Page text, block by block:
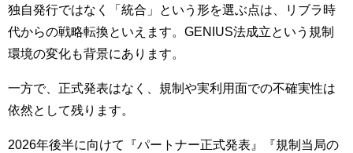
独自発行ではなく「統合」という形を選ぶ点は、リブラ時
代からの戦略転換といえます。GENIUS法成立という規制
環境の変化も背景にあります。
一方で、正式発表はなく、規制や実利用面での不確実性は
依然として残ります。
2026年後半に向けて『パートナー正式発表』『規制当局の